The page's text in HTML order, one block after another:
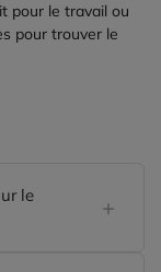
pour le travail ou
pour trouver le
le